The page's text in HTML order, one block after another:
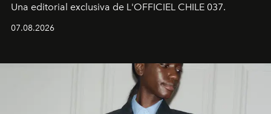
Una editorial exclusiva de L'OFFICIEL CHILE 037.
07.08.2026